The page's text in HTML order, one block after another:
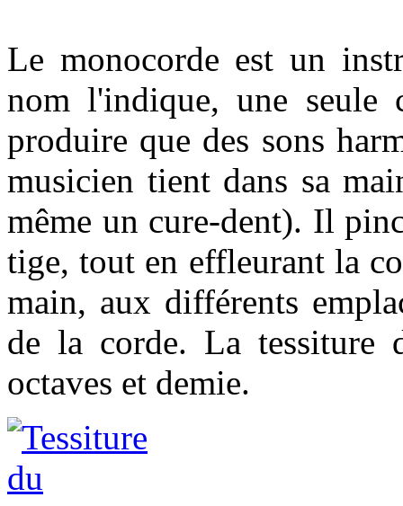
Le monocorde est un
nom l'indique, une seule
produire que des sons
musicien tient dans sa
même un cure-dent). Il
tige, tout en effleurant la
main, aux différents
de la corde. La tessiture
octaves et demie.